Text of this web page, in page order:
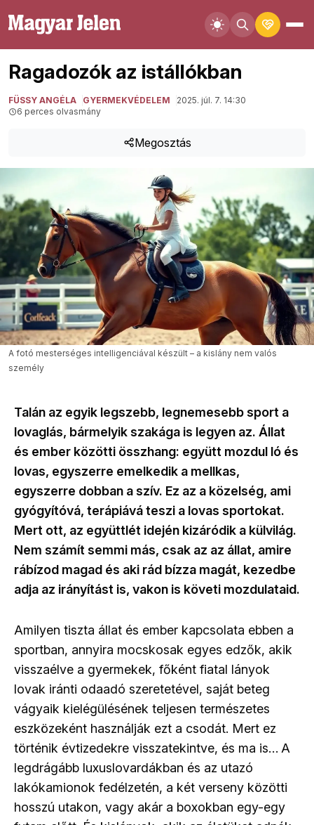
Ragadozók az istállókban
FÜSSY ANGÉLA GYERMEKVÉDELEM
2025. júl. 7. 14:30
6 perces olvasmány
Megosztás
A fotó mesterséges intelligenciával készült – a kislány nem valós
személy
Talán az egyik legszebb, legnemesebb sport a
lovaglás, bármelyik szakága is legyen az. Állat
és ember közötti összhang: együtt mozdul ló és
lovas, egyszerre emelkedik a mellkas,
egyszerre dobban a szív. Ez az a közelség, ami
gyógyítóvá, terápiává teszi a lovas sportokat.
Mert ott, az együttlét idején kizáródik a külvilág.
Nem számít semmi más, csak az az állat, amire
rábízod magad és aki rád bízza magát, kezedbe
adja az irányítást is, vakon is követi mozdulataid.
Amilyen tiszta állat és ember kapcsolata ebben a
sportban, annyira mocskosak egyes edzők, akik
visszaélve a gyermekek, főként fiatal lányok
lovak iránti odaadó szeretetével, saját beteg
vágyaik kielégülésének teljesen természetes
eszközeként használják ezt a csodát. Mert ez
történik évtizedekre visszatekintve, és ma is… A
legdrágább luxuslovardákban és az utazó
lakókamionok fedélzetén, a két verseny közötti
hosszú utakon, vagy akár a boxokban egy-egy